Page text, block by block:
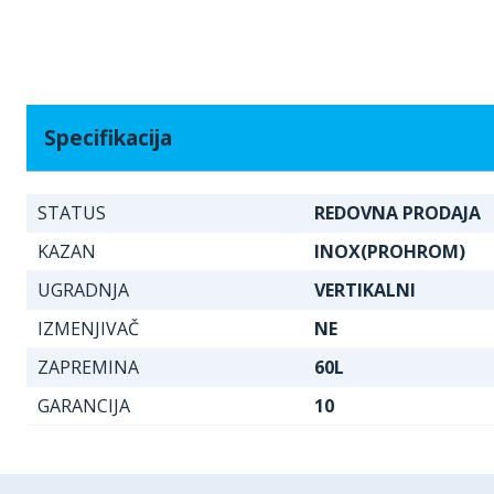
Specifikacija
STATUS
REDOVNA PRODAJA
KAZAN
INOX(PROHROM)
UGRADNJA
VERTIKALNI
IZMENJIVAČ
NE
ZAPREMINA
60L
GARANCIJA
10